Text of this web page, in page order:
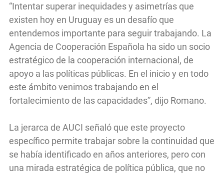
“Intentar superar inequidades y asimetrías que
existen hoy en Uruguay es un desafío que
entendemos importante para seguir trabajando. La
Agencia de Cooperación Española ha sido un socio
estratégico de la cooperación internacional, de
apoyo a las políticas públicas. En el inicio y en todo
este ámbito venimos trabajando en el
fortalecimiento de las capacidades”, dijo Romano.
La jerarca de AUCI señaló que este proyecto
específico permite trabajar sobre la continuidad que
se había identificado en años anteriores, pero con
una mirada estratégica de política pública, que no